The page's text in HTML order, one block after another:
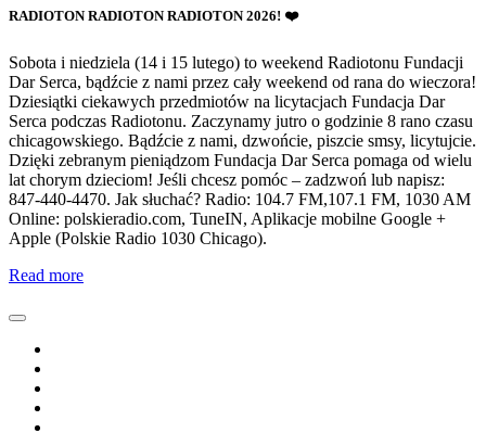
RADIOTON RADIOTON RADIOTON 2026! ❤️
Sobota i niedziela (14 i 15 lutego) to weekend Radiotonu Fundacji
Dar Serca, bądźcie z nami przez cały weekend od rana do wieczora!
Dziesiątki ciekawych przedmiotów na licytacjach Fundacja Dar
Serca podczas Radiotonu. Zaczynamy jutro o godzinie 8 rano czasu
chicagowskiego. Bądźcie z nami, dzwońcie, piszcie smsy, licytujcie.
Dzięki zebranym pieniądzom Fundacja Dar Serca pomaga od wielu
lat chorym dzieciom! Jeśli chcesz pomóc – zadzwoń lub napisz:
847-440-4470. Jak słuchać? Radio: 104.7 FM,107.1 FM, 1030 AM
Online: polskieradio.com, TuneIN, Aplikacje mobilne Google +
Apple (Polskie Radio 1030 Chicago).
Read more